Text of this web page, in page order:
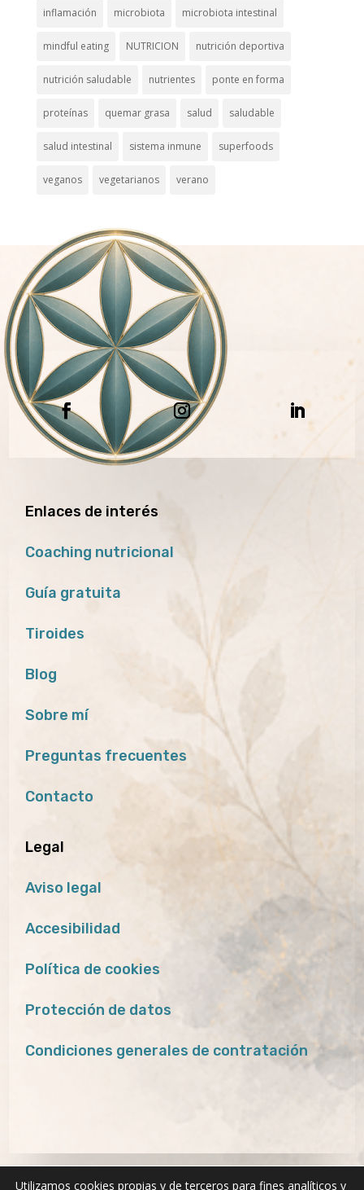
inflamación microbiota microbiota intestinal
mindful eating NUTRICION nutrición deportiva
nutrición saludable nutrientes ponte en forma
proteínas quemar grasa salud saludable
salud intestinal sistema inmune superfoods
veganos vegetarianos verano
Enlaces de interés
Coaching nutricional
Guía gratuita
Tiroides
Blog
Sobre mí
Preguntas frecuentes
Contacto
Legal
Aviso legal
Accesibilidad
Política de cookies
Protección de datos
Condiciones generales de contratación
Utilizamos cookies propias y de terceros para fines analíticos y